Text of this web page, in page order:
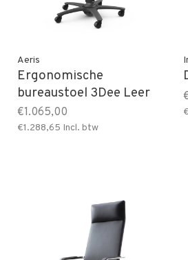
Aeris
Ergonomische
bureaustoel 3Dee Leer
€1.065,00
€1.288,65 Incl. btw